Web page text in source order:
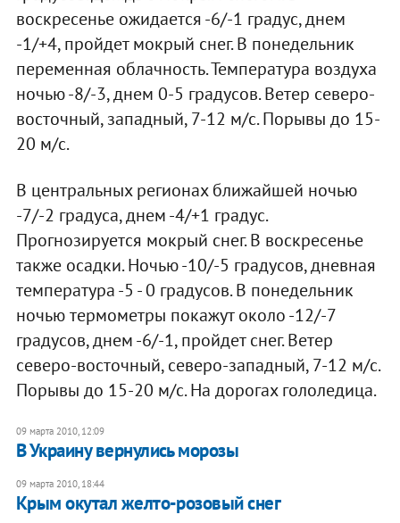
воскресенье ожидается -6/-1 градус, днем
-1/+4, пройдет мокрый снег. В понедельник
переменная облачность. Температура воздуха
ночью -8/-3, днем 0-5 градусов. Ветер северо-
восточный, западный, 7-12 м/с. Порывы до 15-
20 м/с.
В центральных регионах ближайшей ночью
-7/-2 градуса, днем -4/+1 градус.
Прогнозируется мокрый снег. В воскресенье
также осадки. Ночью -10/-5 градусов, дневная
температура -5 - 0 градусов. В понедельник
ночью термометры покажут около -12/-7
градусов, днем -6/-1, пройдет снег. Ветер
северо-восточный, северо-западный, 7-12 м/с.
Порывы до 15-20 м/с. На дорогах гололедица.
09 марта 2010, 12:09
В Украину вернулись морозы
09 марта 2010, 18:44
Крым окутал желто-розовый снег